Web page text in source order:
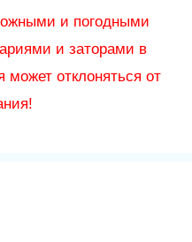
и погодными
и заторами в
может отклоняться от